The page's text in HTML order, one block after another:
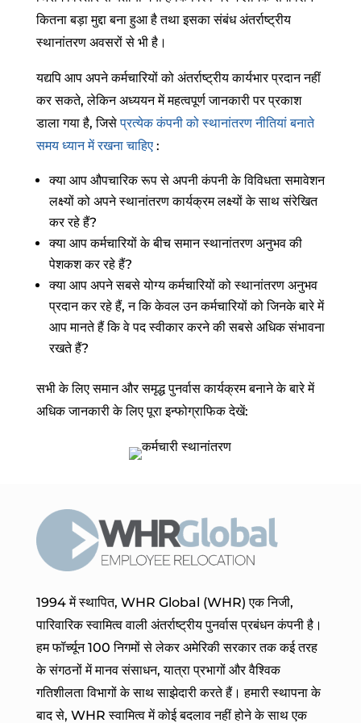
कितना बड़ा मुद्दा बना हुआ है तथा इसका संबंध अंतर्राष्ट्रीय
स्थानांतरण अवसरों से भी है।
यद्यपि आप अपने कर्मचारियों को अंतर्राष्ट्रीय कार्यभार प्रदान नहीं
कर सकते, लेकिन अध्ययन में महत्वपूर्ण जानकारी पर प्रकाश
डाला गया है, जिसेप्रत्येक कंपनी को स्थानांतरण नीतियां बनाते
समय ध्यान में रखना चाहिए:
क्या आप औपचारिक रूप से अपनी कंपनी के विविधता समावेशन
लक्ष्यों को अपने स्थानांतरण कार्यक्रम लक्ष्यों के साथ संरेखित
कर रहे हैं?
क्या आप कर्मचारियों के बीच समान स्थानांतरण अनुभव की
पेशकश कर रहे हैं?
क्या आप अपने सबसे योग्य कर्मचारियों को स्थानांतरण अनुभव
प्रदान कर रहे हैं, न कि केवल उन कर्मचारियों को जिनके बारे में
आप मानते हैं कि वे पद स्वीकार करने की सबसे अधिक संभावना
रखते हैं?
सभी के लिए समान और समृद्ध पुनर्वास कार्यक्रम बनाने के बारे में
अधिक जानकारी के लिए पूरा इन्फोग्राफिक देखें:
1994 में स्थापित, WHR Global (WHR) एक निजी,
पारिवारिक स्वामित्व वाली अंतर्राष्ट्रीय पुनर्वास प्रबंधन कंपनी है।
हम फॉर्च्यून 100 निगमों से लेकर अमेरिकी सरकार तक कई तरह
के संगठनों में मानव संसाधन, यात्रा प्रभागों और वैश्विक
गतिशीलता विभागों के साथ साझेदारी करते हैं। हमारी स्थापना के
बाद से, WHR स्वामित्व में कोई बदलाव नहीं होने के साथ एक